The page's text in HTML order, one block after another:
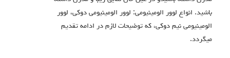
باشید. انواع لوور الومينيومي: لوور الومينيومي دوكي، لوور
الومينيومي نيم دوكي، که توضیحات لازم در ادامه تقدیم
میگردد.